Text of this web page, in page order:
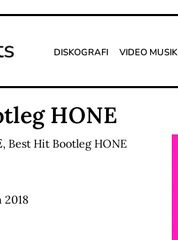
Diskografi Video Musik
HONE
, Best Hit Bootleg HONE
2018